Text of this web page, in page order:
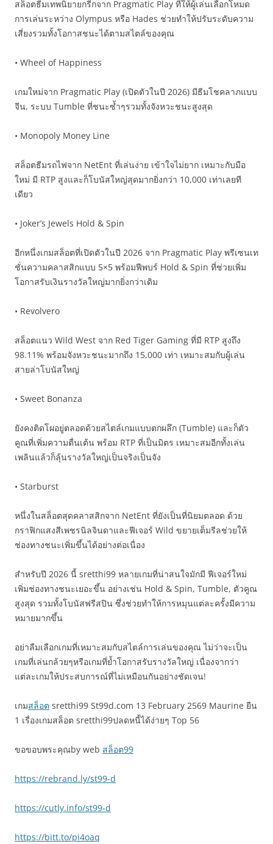
สล็อตธีมเทพนิยายกรีกจาก Pragmatic Play ที่ให้ผู้เล่นเลือกโหมด
การเล่นระหว่าง Olympus หรือ Hades ช่วยทำให้ปรับระดับความ
เสี่ยงรวมทั้งโอกาสชนะได้ตามสไตล์ของคุณ
• Wheel of Happiness
เกมใหม่จาก Pragmatic Play (เปิดตัวในปี 2026) มีธีมโชคลาภแบบ
จีน, ระบบ Tumble ที่ชนะซ้ำๆรวมทั้งจังหวะชนะสูงสุด
• Monopoly Money Line
สล็อตธีมรถไฟจาก NetEnt ที่เล่นง่าย เข้าใจไม่ยาก เหมาะกับมือ
ใหม่ มี RTP สูงและก็โบนัสใหญ่สุดมากยิ่งกว่า 10,000 เท่าเลยที
เดียว
• Joker’s Jewels Hold & Spin
อีกหนึ่งเกมสล็อตที่เปิดตัวในปี 2026 จาก Pragmatic Play พรีเซนเท
ชั่นความคลาสสิกแบบ 5×5 พร้อมฟีพบร์ Hold & Spin ที่ช่วยเพิ่ม
โอกาสรับเงินรางวัลใหญ่มากยิ่งกว่าเดิม
• Revolvero
สล็อตแนว Wild West จาก Red Tiger Gaming ที่มี RTP สูงถึง
98.11% พร้อมจังหวะชนะมากถึง 15,000 เท่า เหมาะสมกับผู้เล่น
สายล่าโบนัสใหญ่
• Sweet Bonanza
ยังคงติดโผอยู่ตลอดด้วยสไตล์เกมแบบตกผลึก (Tumble) และก็ตัว
คูณที่เพิ่มความตื่นเต้น พร้อม RTP ที่เป็นมิตร เหมาะสมอีกทั้งเล่น
เพลินแล้วก็ลุ้นรางวัลใหญ่เป็นจริงเป็นจัง
• Starburst
หนึ่งในสล็อตสุดคลาสสิกจาก NetEnt ที่ยังเป็นที่นิยมตลอด ด้วย
กราฟิกแสงสีเพชรนิลจินดาและฟีเจอร์ Wild ขยายเต็มรีลช่วยให้
ช่องทางชนะเพิ่มขึ้นได้อย่างต่อเนื่อง
สำหรับปี 2026 นี้ sretthi99 หลายเกมที่น่าสนใจมักมี ฟีเจอร์ใหม่
เพิ่มช่องทางชนะเยอะขึ้น อย่างเช่น Hold & Spin, Tumble, ตัวคูณ
สูงสุด รวมทั้งโบนัสฟรีสปิน ซึ่งช่วยทำให้การหมุนแต่ละครั้งมีความ
หมายมากขึ้น
อย่าลืมเลือกเกมที่เหมาะสมกับสไตล์การเล่นของคุณ ไม่ว่าจะเป็น
เกมที่เล่นกล้วยๆหรือเกมที่ย้ำโอกาสรับรางวัลใหญ่ เนื่องจากว่า
แต่ละเกมให้ประสบการณ์ที่ไม่เหมือนกันอย่างชัดเจน!
เกมสล็อต sretthi99 St99d.com 13 February 2569 Maurine ยืน
1 เรื่องเกมสล็อต sretthi99ปลดหนี้ได้ง่ายๆ Top 56
ขอขอบพระคุณby web สล็อต99
https://rebrand.ly/st99-d
https://cutly.info/st99-d
https://bitt.to/pi4oaq